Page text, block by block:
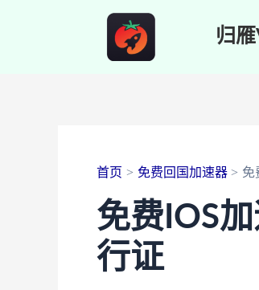
归
首页 免费回国加速器 免
免费IOS
行证